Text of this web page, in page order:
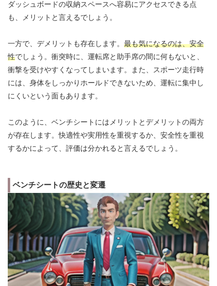
ダッシュボードの収納スペースへ容易にアクセスできる点
も、メリットと言えるでしょう。
一方で、デメリットも存在します。 最も気になるのは、安全
性でしょう。衝突時に、運転席と助手席の間に何もないと、
衝撃を受けやすくなってしまいます。また、スポーツ走行時
には、身体をしっかりホールドできないため、運転に集中し
にくいという面もあります。
このように、ベンチシートにはメリットとデメリットの両方
が存在します。快適性や実用性を重視するか、安全性を重視
するかによって、評価は分かれると言えるでしょう。
ベンチシートの歴史と変遷